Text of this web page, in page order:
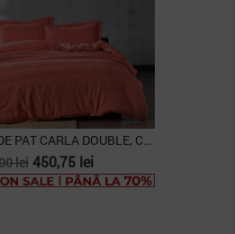
SET LENJERIE DE PAT CARLA DOUBLE, CULOARE FLORI...
lei Pret
450,75 lei